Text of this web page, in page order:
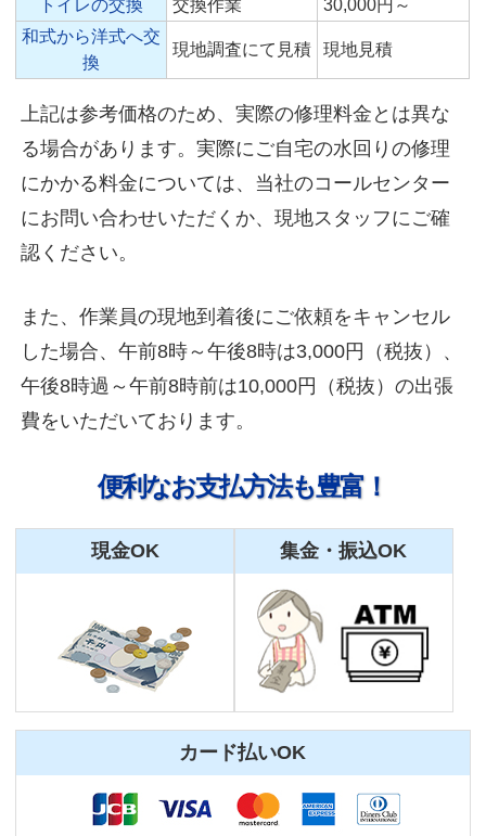
トイレの交換 交換作業
30,000円～
和式から洋式へ交
換
現地調査にて見積 現地見積
上記は参考価格のため、実際の修理料金とは異な
る場合があります。実際にご自宅の水回りの修理
にかかる料金については、当社のコールセンター
にお問い合わせいただくか、現地スタッフにご確
認ください。
また、作業員の現地到着後にご依頼をキャンセル
した場合、午前8時～午後8時は3,000円（税抜）、
午後8時過～午前8時前は10,000円（税抜）の出張
費をいただいております。
便利なお支払方法も豊富！
現金OK
カード払いOK
集金・振込OK